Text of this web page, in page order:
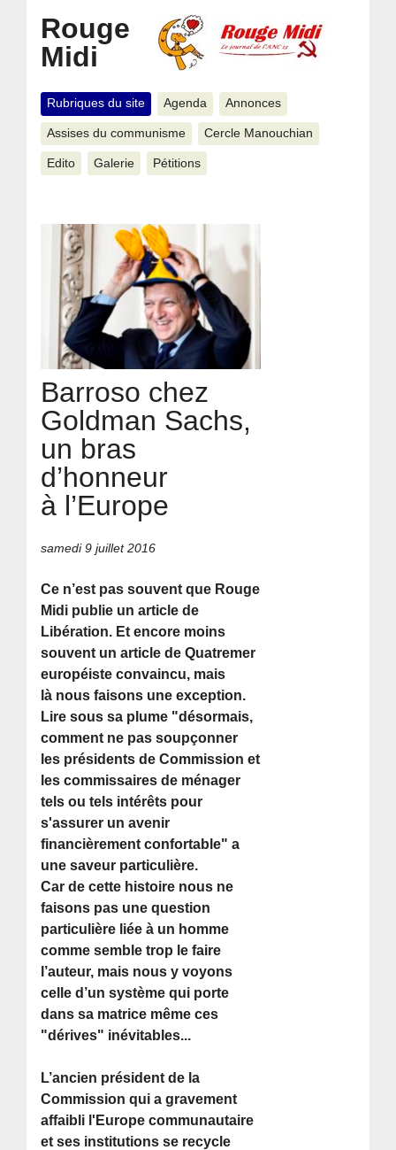
Rouge
Midi
Rubriques du site Agenda Annonces
Assises du communisme Cercle Manouchian
Edito Galerie Pétitions
Barroso chez
Goldman Sachs,
un bras
d’honneur
à l’Europe
samedi 9 juillet 2016
Ce n’est pas souvent que Rouge
Midi publie un article de
Libération. Et encore moins
souvent un article de Quatremer
européiste convaincu, mais
là nous faisons une exception.
Lire sous sa plume "désormais,
comment ne pas soupçonner
les présidents de Commission et
les commissaires de ménager
tels ou tels intérêts pour
s'assurer un avenir
financièrement confortable" a
une saveur particulière.
Car de cette histoire nous ne
faisons pas une question
particulière liée à un homme
comme semble trop le faire
l’auteur, mais nous y voyons
celle d’un système qui porte
dans sa matrice même ces
"dérives" inévitables...
L’ancien président de la
Commission qui a gravement
affaibli l'Europe communautaire
et ses institutions se recycle